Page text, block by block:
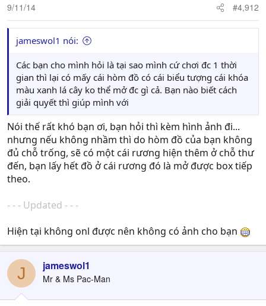
9/11/14 #4,912
jameswol1 nói:
Các bạn cho mình hỏi là tại sao mình cứ chơi đc 1 thời
gian thì lại có mấy cái hòm đồ có cái biểu tượng cái khóa
màu xanh lá cây ko thể mở đc gì cả. Bạn nào biết cách
giải quyết thì giúp mình với
Nói thế rất khó bạn ơi, bạn hỏi thì kèm hình ảnh đi...
nhưng nếu không nhầm thì do hòm đồ của bạn không
đủ chỗ trống, sẽ có một cái rương hiện thêm ở chỗ thư
đến, bạn lấy hết đồ ở cái rương đó là mở được box tiếp
theo.
- - - Updated - - -
Hiện tại không onl được nên không có ảnh cho bạn
J jameswol1
Mr & Ms Pac-Man